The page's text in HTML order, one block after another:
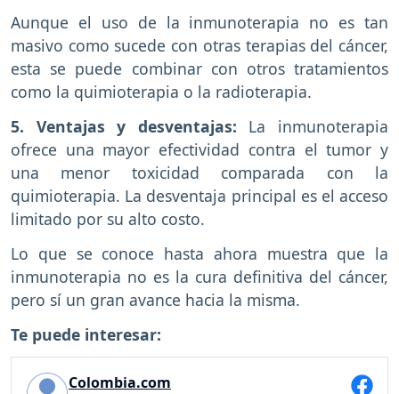
Aunque el uso de la inmunoterapia no es tan
masivo como sucede con otras terapias del cáncer,
esta se puede combinar con otros tratamientos
como la quimioterapia o la radioterapia.
5. Ventajas y desventajas: La inmunoterapia
ofrece una mayor efectividad contra el tumor y
una menor toxicidad comparada con la
quimioterapia. La desventaja principal es el acceso
limitado por su alto costo.
Lo que se conoce hasta ahora muestra que la
inmunoterapia no es la cura definitiva del cáncer,
pero sí un gran avance hacia la misma.
Te puede interesar:
Colombia.com